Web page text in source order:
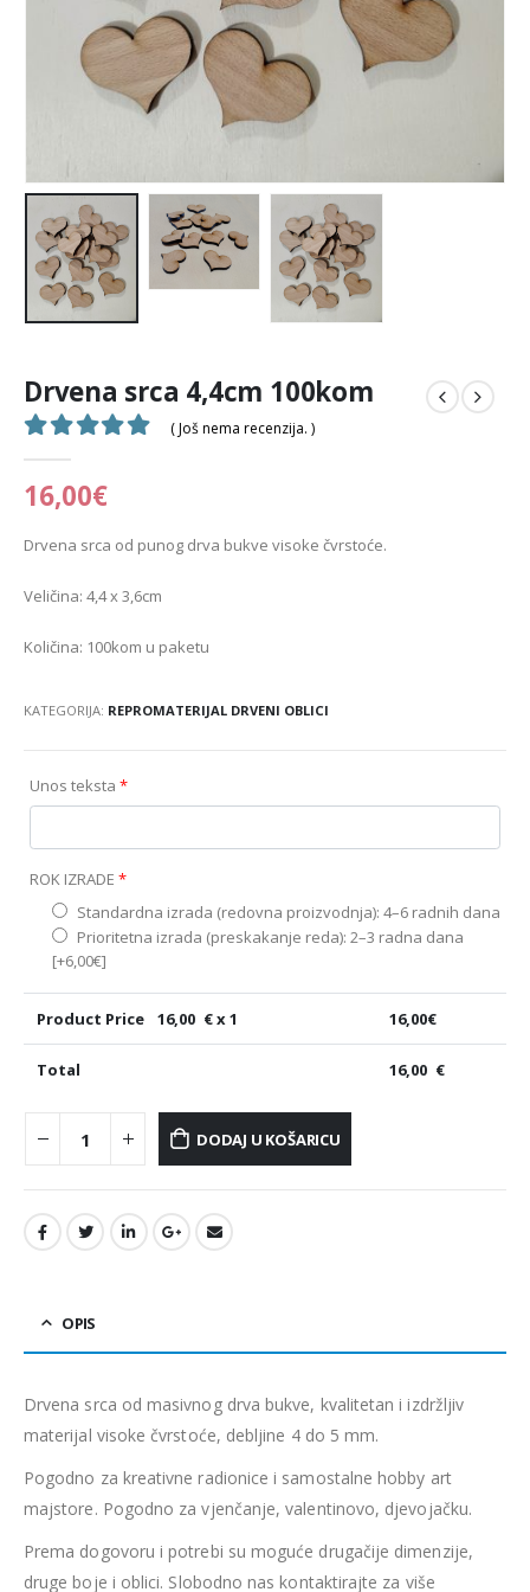
Drvena srca 4,4cm 100kom
0out of 5
( Još nema recenzija. )
16,00€
Drvena srca od punog drva bukve visoke čvrstoće.
Veličina: 4,4 x 3,6cm
Količina: 100kom u paketu
KATEGORIJA: REPROMATERIJAL DRVENI OBLICI
Unos teksta *
ROK IZRADE *
Standardna izrada (redovna proizvodnja): 4–6 radnih dana
Prioritetna izrada (preskakanje reda): 2–3 radna dana
[+6,00€]
Product Price 16,00 € x 1 16,00€
Total 16,00 €
DODAJ U KOŠARICU
OPIS
Drvena srca od masivnog drva bukve, kvalitetan i izdržljiv
materijal visoke čvrstoće, debljine 4 do 5 mm.
Pogodno za kreativne radionice i samostalne hobby art
majstore. Pogodno za vjenčanje, valentinovo, djevojačku.
Prema dogovoru i potrebi su moguće drugačije dimenzije,
druge boje i oblici. Slobodno nas kontaktirajte za više